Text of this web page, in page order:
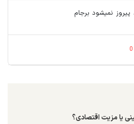
پیروز نمیشود برجام
0
یا مزیت اقتصادی؟